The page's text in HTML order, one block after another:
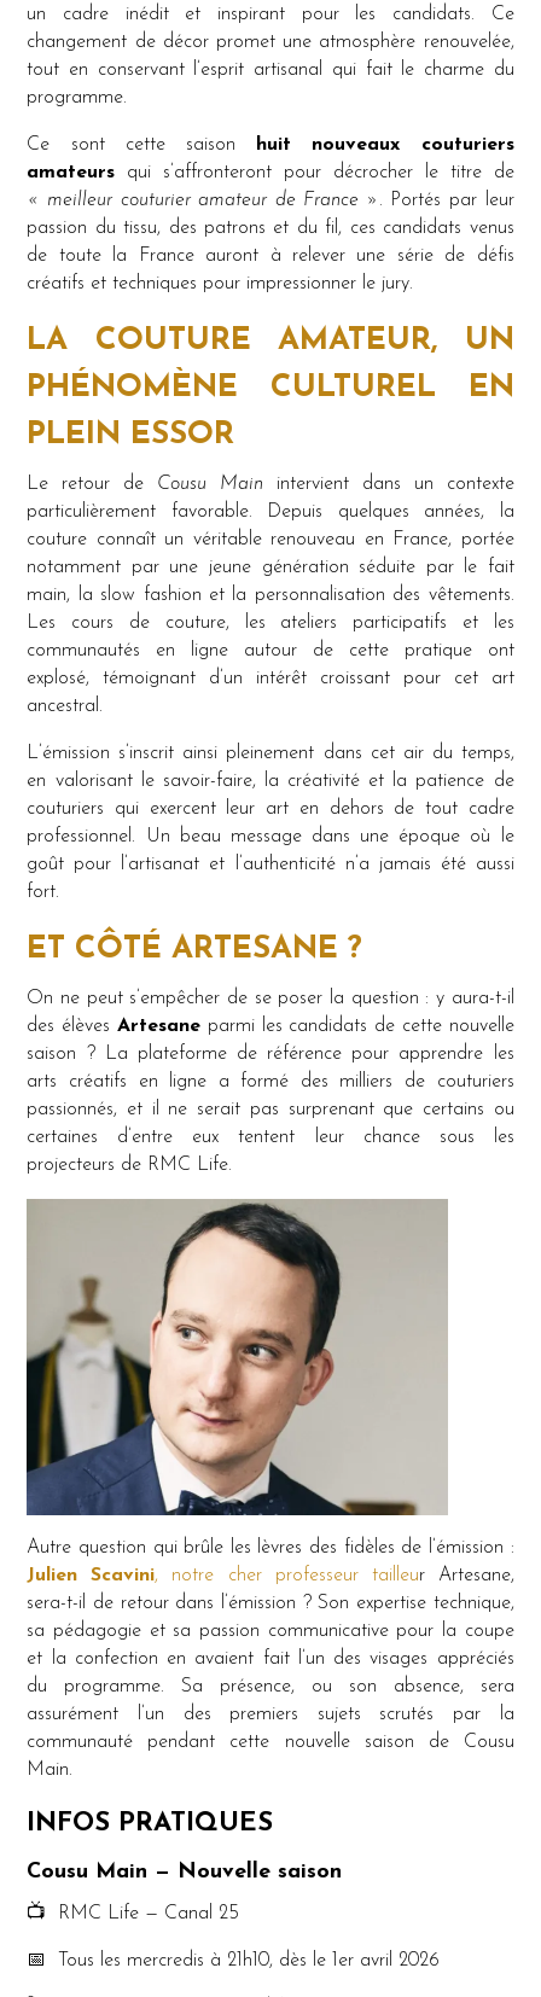
un cadre inédit et inspirant pour les candidats. Ce
changement de décor promet une atmosphère renouvelée,
tout en conservant l’esprit artisanal qui fait le charme du
programme.
Ce sont cette saison huit nouveaux couturiers
amateurs qui s’affronteront pour décrocher le titre de
« meilleur couturier amateur de France » . Portés par leur
passion du tissu, des patrons et du fil, ces candidats venus
de toute la France auront à relever une série de défis
créatifs et techniques pour impressionner le jury.
LA COUTURE AMATEUR, UN
PHÉNOMÈNE CULTUREL EN
PLEIN ESSOR
Le retour de Cousu Main intervient dans un contexte
particulièrement favorable. Depuis quelques années, la
couture connaît un véritable renouveau en France, portée
notamment par une jeune génération séduite par le fait
main, la slow fashion et la personnalisation des vêtements.
Les cours de couture, les ateliers participatifs et les
communautés en ligne autour de cette pratique ont
explosé, témoignant d’un intérêt croissant pour cet art
ancestral.
L’émission s’inscrit ainsi pleinement dans cet air du temps,
en valorisant le savoir-faire, la créativité et la patience de
couturiers qui exercent leur art en dehors de tout cadre
professionnel. Un beau message dans une époque où le
goût pour l’artisanat et l’authenticité n’a jamais été aussi
fort.
ET CÔTÉ ARTESANE ?
On ne peut s’empêcher de se poser la question : y aura-t-il
des élèves Artesaneparmi les candidats de cette nouvelle
saison ? La plateforme de référence pour apprendre les
arts créatifs en ligne a formé des milliers de couturiers
passionnés, et il ne serait pas surprenant que certains ou
certaines d’entre eux tentent leur chance sous les
projecteurs de RMC Life.
Autre question qui brûle les lèvres des fidèles de l’émission :
Julien Scavini, notre cher professeur tailleur Artesane,
sera-t-il de retour dans l’émission ? Son expertise technique,
sa pédagogie et sa passion communicative pour la coupe
et la confection en avaient fait l’un des visages appréciés
du programme. Sa présence, ou son absence, sera
assurément l’un des premiers sujets scrutés par la
communauté pendant cette nouvelle saison de Cousu
Main.
INFOS PRATIQUES
Cousu Main — Nouvelle saison
📺 RMC Life — Canal 25
📅 Tous les mercredis à 21h10, dès le 1er avril 2026